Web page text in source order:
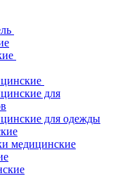
для
для одежды
медицинские